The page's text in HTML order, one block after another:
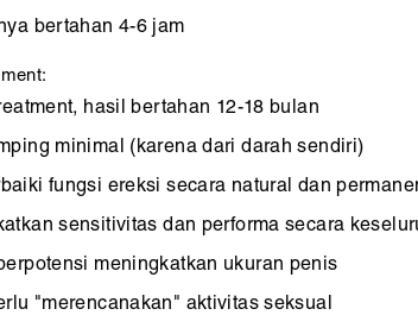
bertahan 4-6 jam
hasil bertahan 12-18 bulan
minimal (karena dari darah sendiri)
fungsi ereksi secara natural dan
sensitivitas dan performa secara
meningkatkan ukuran penis
"merencanakan" aktivitas seksual